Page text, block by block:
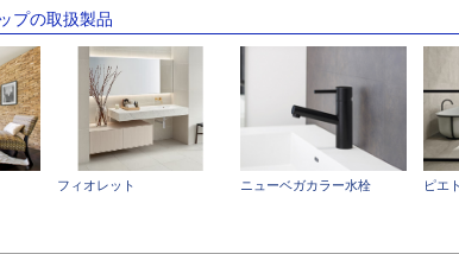
プの取扱製品
フィオレット ニューベガカラー水栓 ピエ